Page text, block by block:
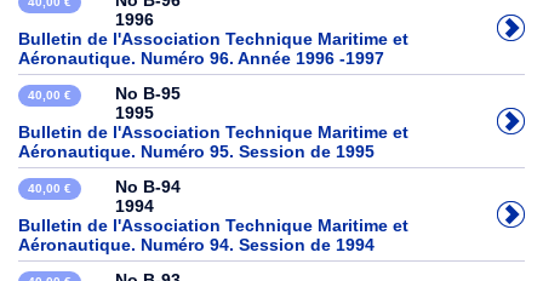
1996
Bulletin de l'Association Technique Maritime et
Aéronautique. Numéro 96. Année 1996 -1997
40,00 €
No B-95
1995
Bulletin de l'Association Technique Maritime et
Aéronautique. Numéro 95. Session de 1995
40,00 €
No B-94
1994
Bulletin de l'Association Technique Maritime et
Aéronautique. Numéro 94. Session de 1994